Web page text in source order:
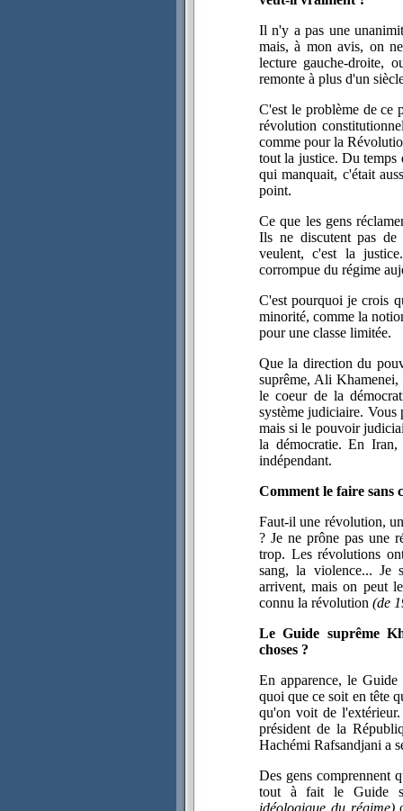
Il n'y a pas une
mais, à mon avis, on
lecture gauche-droite,
remonte à plus d'un
C'est le problème de ce
révolution
comme pour la
tout la justice. Du temps
qui manquait, c'était
point.
Ce que les gens
Ils ne discutent pas
veulent, c'est la
corrompue du régime
C'est pourquoi je crois
minorité, comme la
pour une classe limitée.
Que la direction du
suprême, Ali Khamenei,
le coeur de la
système judiciaire. Vous
mais si le pouvoir
la démocratie. En
indépendant.
Comment le faire sans
Faut-il une révolution,
? Je ne prône pas une
trop. Les révolutions
sang, la violence... Je
arrivent, mais on peut
connu la révolution (de
Le Guide suprême
choses ?
En apparence, le
quoi que ce soit en tête
qu'on voit de
président de la
Hachémi Rafsandjani a
Des gens comprennent
tout à fait le Guide